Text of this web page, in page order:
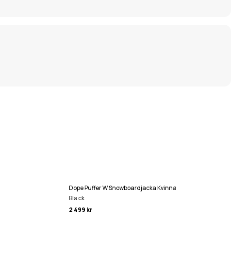
Dope Puffer W Snowboardjacka Kvinna
Black
2 499 kr